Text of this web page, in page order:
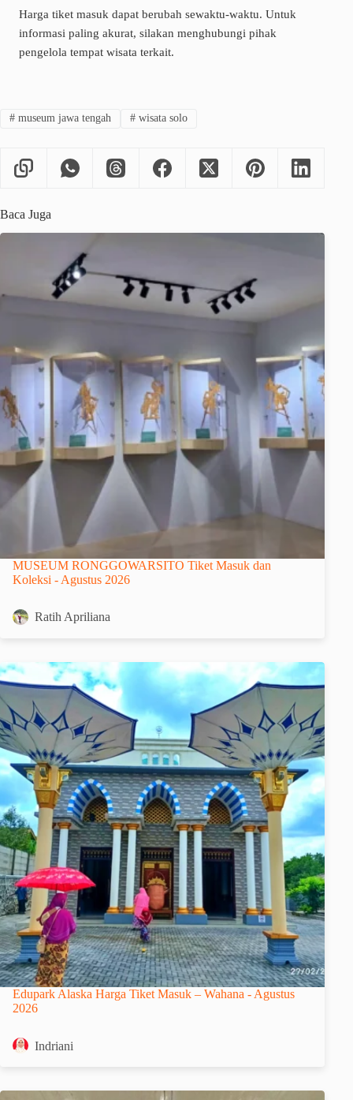
Harga tiket masuk dapat berubah sewaktu-waktu. Untuk
informasi paling akurat, silakan menghubungi pihak
pengelola tempat wisata terkait.
#museum jawa tengah #wisata solo
Baca Juga
MUSEUM RONGGOWARSITO Tiket Masuk dan
Koleksi - Agustus 2026
Ratih Apriliana
Edupark Alaska Harga Tiket Masuk – Wahana - Agustus
2026
Indriani